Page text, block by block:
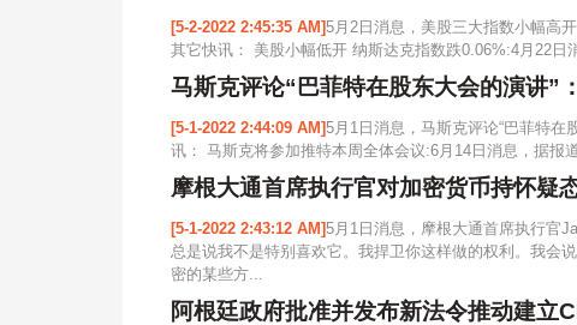
[5-2-2022 2:45:35 AM]5月2日消息，美股三大指数小幅高
其它快讯： 美股小幅低开 纳斯达克指数跌0.06%:4月22日
马斯克评论“巴菲特在股东大会的演讲”
[5-1-2022 2:44:09 AM]5月1日消息，马斯克评论“巴菲特在
讯： 马斯克将参加推特本周全体会议:6月14日消息，据报
摩根大通首席执行官对加密货币持怀疑
[5-1-2022 2:43:12 AM]5月1日消息，摩根大通首席执行官
总是说我不是特别喜欢它。我捍卫你这样做的权利。我会
密的某些方...
阿根廷政府批准并发布新法令推动建立